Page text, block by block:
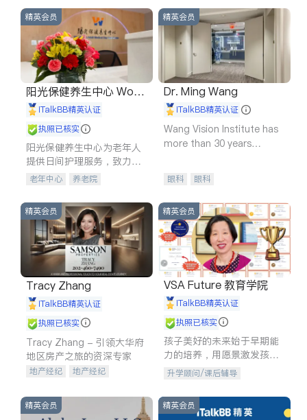
精英会员
阳光保健养生中心 World
shine
iTalkBB精英认证
执照已核实
阳光保健养生中心为老年人
提供日间护理服务，致力于
通过持续的护理创新来有效
老年中心 养老院
精英会员
Dr. Ming Wang
iTalkBB精英认证
Wang Vision Institute has
more than 30 years
眼科 眼科
精英会员
Tracy Zhang
iTalkBB精英认证
执照已核实
Tracy Zhang - 引领大华府
地区房产之旅的资深专家
地产经纪
地产经纪
商铺租售
精英会员
VSA Future 教育学院
iTalkBB精英认证
执照已核实
孩子美好的未来始于早期能
力的培养，用愿景激发孩子
的学习潜力和动力。理念：
拥有成长型心态是成功的基
石。
升学顾问/课后辅导
精英会员 精英会员